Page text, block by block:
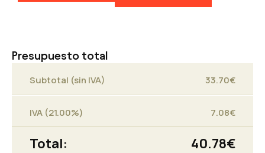
Presupuesto total
Subtotal (sin IVA) 33.70€
IVA (21.00%) 7.08€
Total: 40.78€